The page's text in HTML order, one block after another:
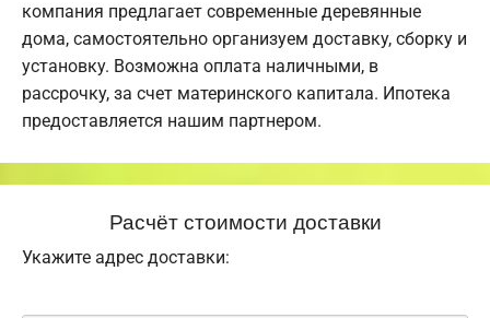
компания предлагает современные деревянные
дома, самостоятельно организуем доставку, сборку и
установку. Возможна оплата наличными, в
рассрочку, за счет материнского капитала. Ипотека
предоставляется нашим партнером.
Расчёт стоимости доставки
Укажите адрес доставки: